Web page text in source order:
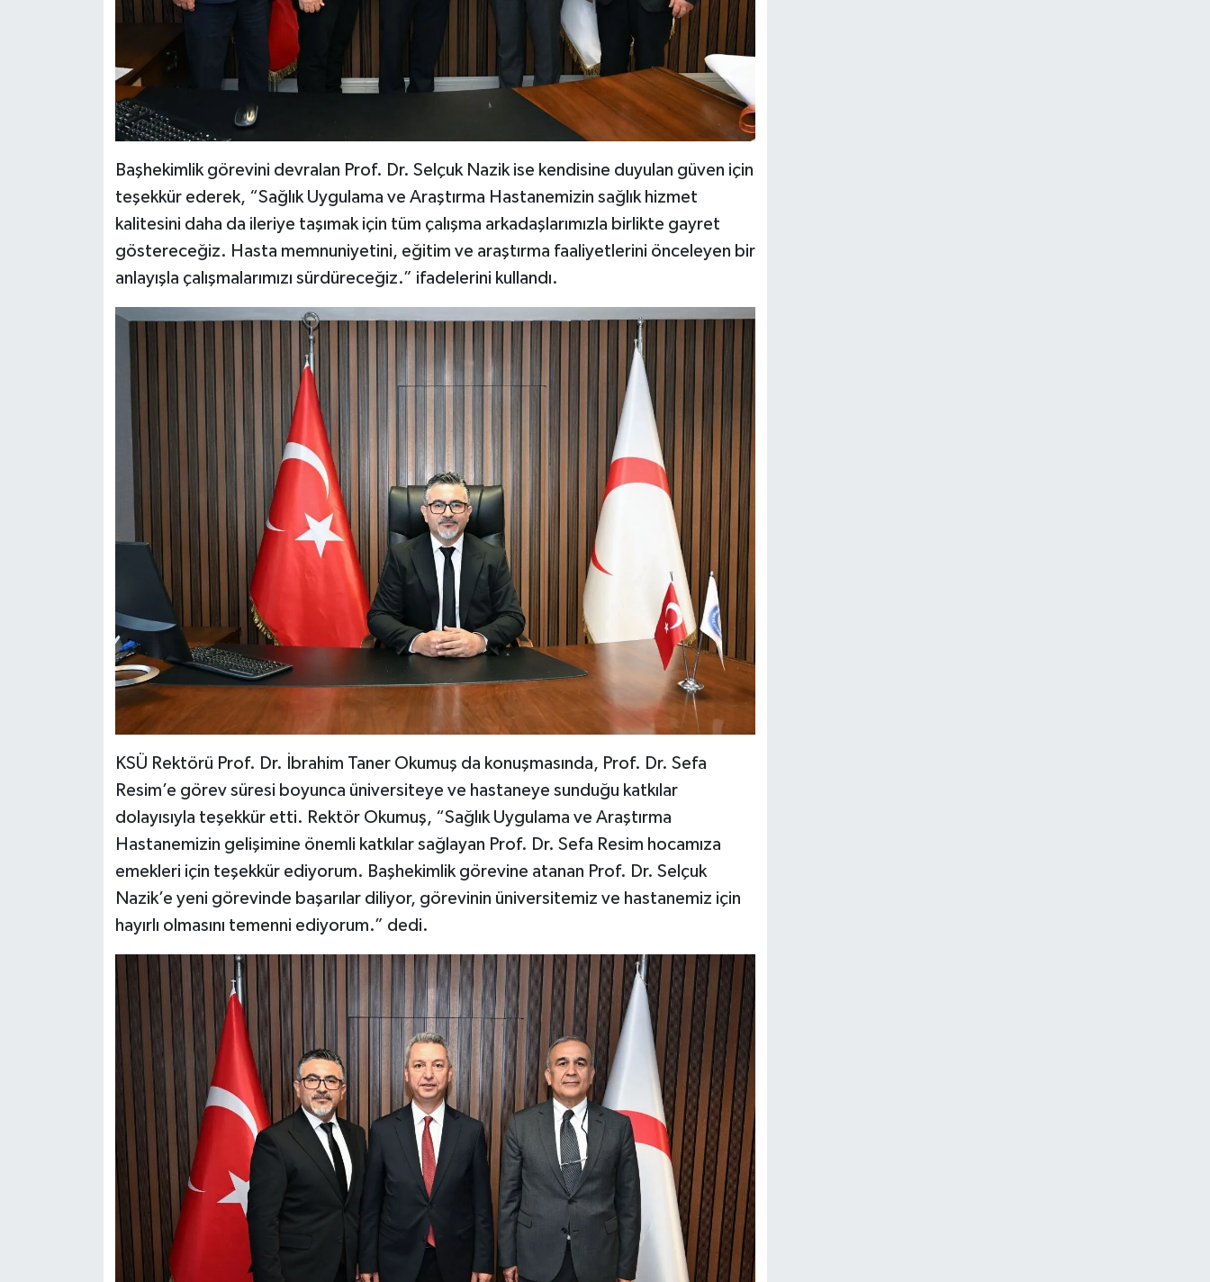
Başhekimlik görevini devralan Prof. Dr. Selçuk Nazik ise kendisine duyulan güven için
teşekkür ederek, “Sağlık Uygulama ve Araştırma Hastanemizin sağlık hizmet
kalitesini daha da ileriye taşımak için tüm çalışma arkadaşlarımızla birlikte gayret
göstereceğiz. Hasta memnuniyetini, eğitim ve araştırma faaliyetlerini önceleyen bir
anlayışla çalışmalarımızı sürdüreceğiz.” ifadelerini kullandı.
KSÜ Rektörü Prof. Dr. İbrahim Taner Okumuş da konuşmasında, Prof. Dr. Sefa
Resim’e görev süresi boyunca üniversiteye ve hastaneye sunduğu katkılar
dolayısıyla teşekkür etti. Rektör Okumuş, “Sağlık Uygulama ve Araştırma
Hastanemizin gelişimine önemli katkılar sağlayan Prof. Dr. Sefa Resim hocamıza
emekleri için teşekkür ediyorum. Başhekimlik görevine atanan Prof. Dr. Selçuk
Nazik’e yeni görevinde başarılar diliyor, görevinin üniversitemiz ve hastanemiz için
hayırlı olmasını temenni ediyorum.” dedi.